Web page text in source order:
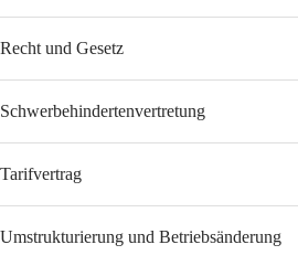
Recht und Gesetz
Schwerbehindertenvertretung
Tarifvertrag
Umstrukturierung und Betriebsänderung